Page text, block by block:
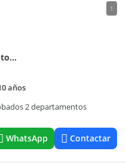
1
Duplex + Terreno + Planos 2 Deptos SAN JOSE GUAYMALLEN
años
2 departamentos
WhatsApp Contactar